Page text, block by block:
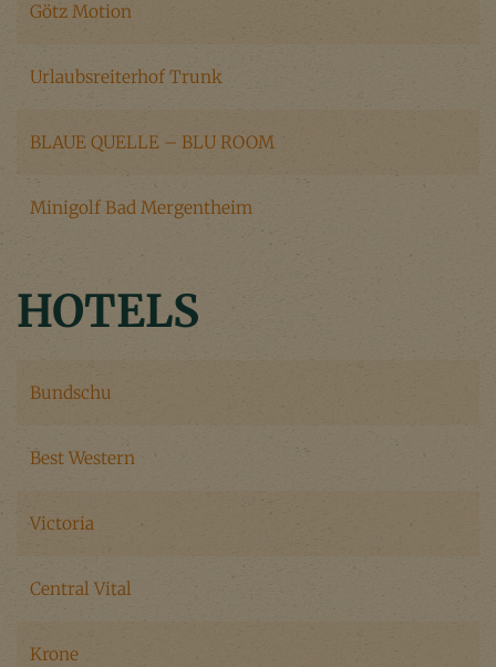
Götz Motion
Urlaubsreiterhof Trunk
BLAUE QUELLE – BLU ROOM
Minigolf Bad Mergentheim
HOTELS
Bundschu
Best Western
Victoria
Central Vital
Krone